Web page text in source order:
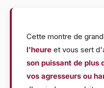
Cette montre de
l'heure et vous sert
son puissant de plus
vos agresseurs ou